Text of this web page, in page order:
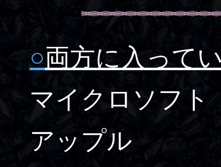
○両方に入って
マイクロソフト
アップル